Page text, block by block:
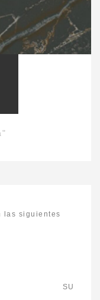
las siguientes
12m SU